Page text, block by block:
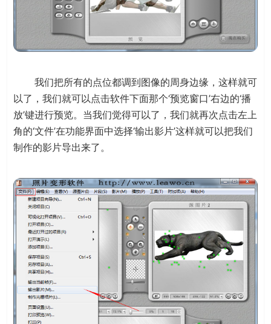
我们把所有的点位都调到图像的周身边缘，这样就可
以了，我们就可以点击软件下面那个‘预览窗口’右边的‘播
放’键进行预览。当我们觉得可以了，我们就再次点击左上
角的‘文件’在功能界面中选择‘输出影片’这样就可以把我们
制作的影片导出来了。